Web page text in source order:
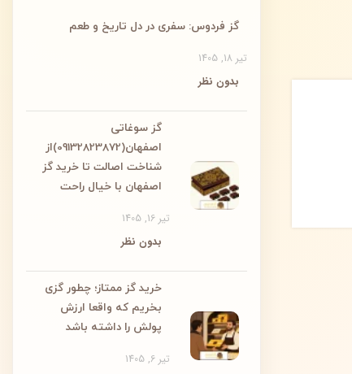
گز فردوس: سفری در دل تاریخ و طعم
تیر 18, 1405
بدون نظر
گز سوغاتی
اصفهان(09132823872)از
شناخت اصالت تا خرید گز
اصفهان با خیال راحت
تیر 16, 1405
بدون نظر
خرید گز ممتاز؛ چطور گزی
بخریم که واقعا ارزش
پولش را داشته باشد
تیر 6, 1405